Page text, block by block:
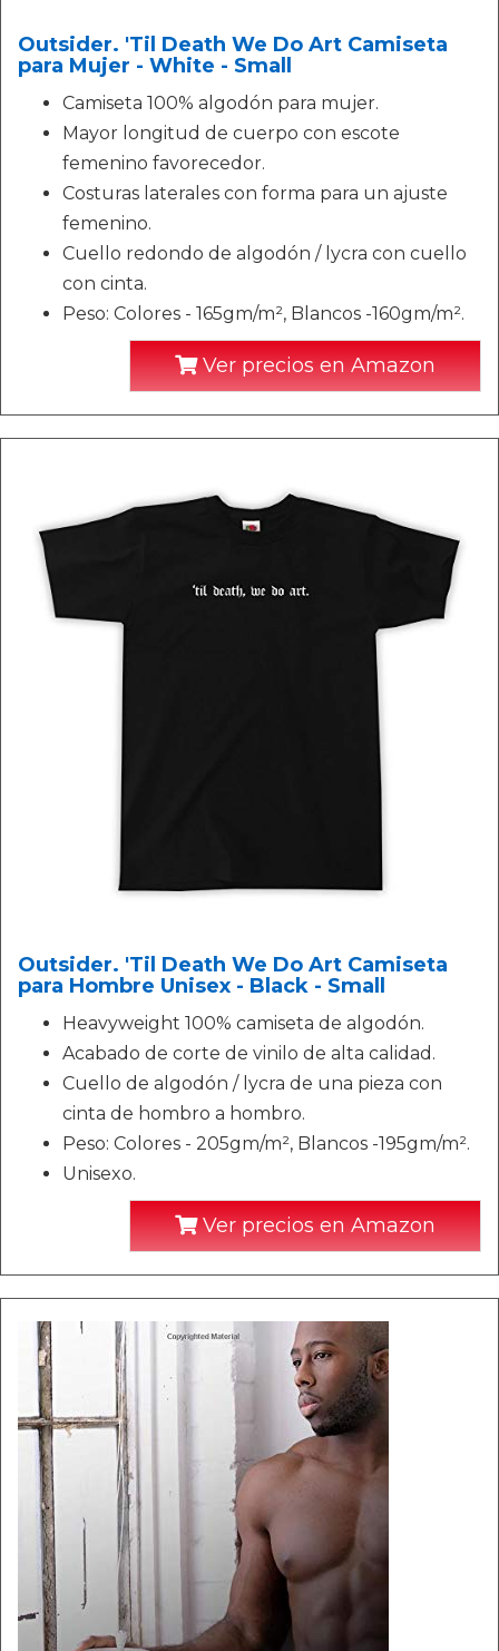
Outsider. 'Til Death We Do Art Camiseta
para Mujer - White - Small
Camiseta 100% algodón para mujer.
Mayor longitud de cuerpo con escote
femenino favorecedor.
Costuras laterales con forma para un ajuste
femenino.
Cuello redondo de algodón / lycra con cuello
con cinta.
Peso: Colores - 165gm/m², Blancos -160gm/m².
Ver precios en Amazon
Outsider. 'Til Death We Do Art Camiseta
para Hombre Unisex - Black - Small
Heavyweight 100% camiseta de algodón.
Acabado de corte de vinilo de alta calidad.
Cuello de algodón / lycra de una pieza con
cinta de hombro a hombro.
Peso: Colores - 205gm/m², Blancos -195gm/m².
Unisexo.
Ver precios en Amazon